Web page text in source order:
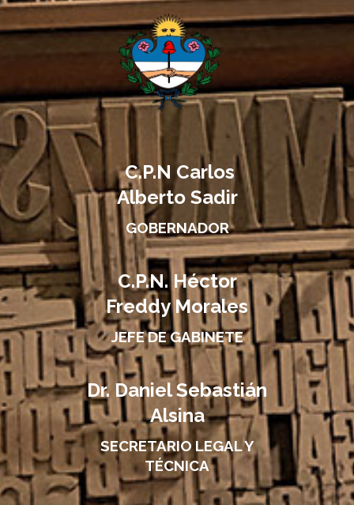
C.P.N Carlos
Alberto Sadir
GOBERNADOR
C.P.N. Héctor
Freddy Morales
JEFE DE GABINETE
Dr. Daniel Sebastián
Alsina
SECRETARIO LEGAL Y
TÉCNICA